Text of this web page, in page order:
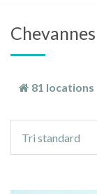
81 locations
tri
Tri standard